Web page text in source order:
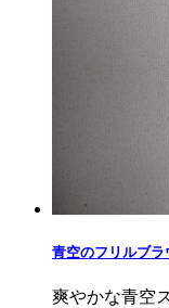
青空のフリルブラ
爽やかな青空